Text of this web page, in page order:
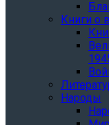
Книги о
Народы